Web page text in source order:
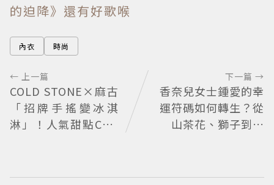
的迫降》還有好歌喉
內衣 時尚
← 上一篇
COLD STONE×麻古
「招牌手搖變冰淇
淋」！人氣甜點Chiz
下一篇 →
香奈兒女士鍾愛的幸
運符碼如何轉生？從
山茶花、獅子到星
mboles》的信仰美